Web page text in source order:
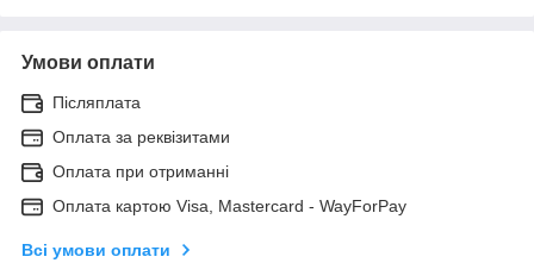
Умови оплати
Післяплата
Оплата за реквізитами
Оплата при отриманні
Оплата картою Visa, Mastercard - WayForPay
Всі умови оплати